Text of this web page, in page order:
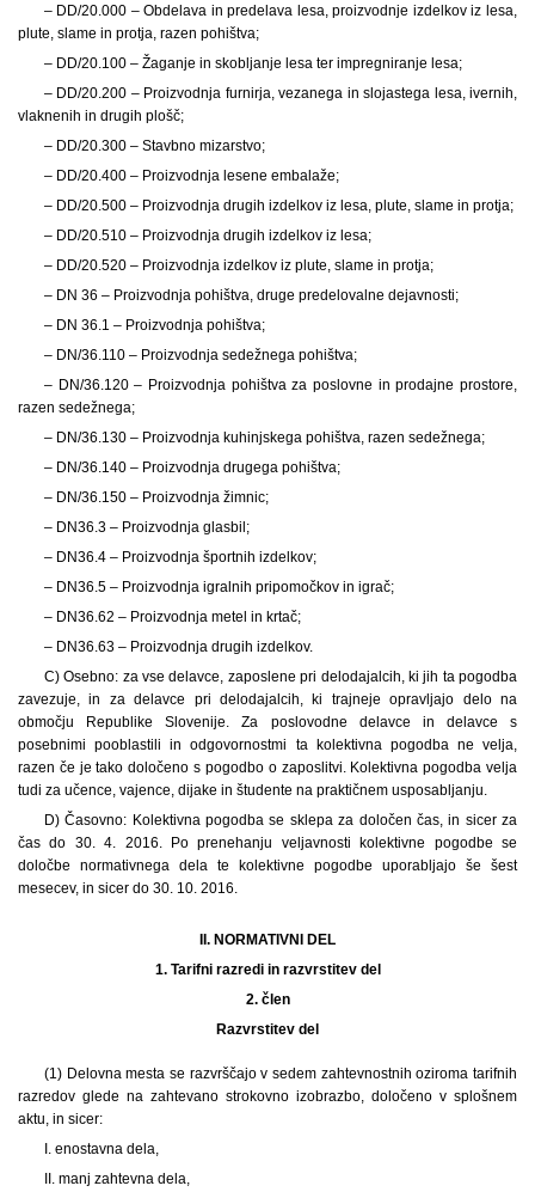
– DD/20.000 – Obdelava in predelava lesa, proizvodnje izdelkov iz lesa,
plute, slame in protja, razen pohištva;
– DD/20.100 – Žaganje in skobljanje lesa ter impregniranje lesa;
– DD/20.200 – Proizvodnja furnirja, vezanega in slojastega lesa, ivernih,
vlaknenih in drugih plošč;
– DD/20.300 – Stavbno mizarstvo;
– DD/20.400 – Proizvodnja lesene embalaže;
– DD/20.500 – Proizvodnja drugih izdelkov iz lesa, plute, slame in protja;
– DD/20.510 – Proizvodnja drugih izdelkov iz lesa;
– DD/20.520 – Proizvodnja izdelkov iz plute, slame in protja;
– DN 36 – Proizvodnja pohištva, druge predelovalne dejavnosti;
– DN 36.1 – Proizvodnja pohištva;
– DN/36.110 – Proizvodnja sedežnega pohištva;
– DN/36.120 – Proizvodnja pohištva za poslovne in prodajne prostore,
razen sedežnega;
– DN/36.130 – Proizvodnja kuhinjskega pohištva, razen sedežnega;
– DN/36.140 – Proizvodnja drugega pohištva;
– DN/36.150 – Proizvodnja žimnic;
– DN36.3 – Proizvodnja glasbil;
– DN36.4 – Proizvodnja športnih izdelkov;
– DN36.5 – Proizvodnja igralnih pripomočkov in igrač;
– DN36.62 – Proizvodnja metel in krtač;
– DN36.63 – Proizvodnja drugih izdelkov.
C) Osebno: za vse delavce, zaposlene pri delodajalcih, ki jih ta pogodba
zavezuje, in za delavce pri delodajalcih, ki trajneje opravljajo delo na
območju Republike Slovenije. Za poslovodne delavce in delavce s
posebnimi pooblastili in odgovornostmi ta kolektivna pogodba ne velja,
razen če je tako določeno s pogodbo o zaposlitvi. Kolektivna pogodba velja
tudi za učence, vajence, dijake in študente na praktičnem usposabljanju.
D) Časovno: Kolektivna pogodba se sklepa za določen čas, in sicer za
čas do 30. 4. 2016. Po prenehanju veljavnosti kolektivne pogodbe se
določbe normativnega dela te kolektivne pogodbe uporabljajo še šest
mesecev, in sicer do 30. 10. 2016.
II. NORMATIVNI DEL
1. Tarifni razredi in razvrstitev del
2. člen
Razvrstitev del
(1) Delovna mesta se razvrščajo v sedem zahtevnostnih oziroma tarifnih
razredov glede na zahtevano strokovno izobrazbo, določeno v splošnem
aktu, in sicer:
I. enostavna dela,
II. manj zahtevna dela,